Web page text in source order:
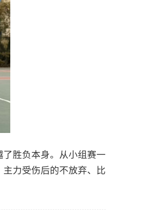
胜负本身。从小组赛一
力受伤后的不放弃、比